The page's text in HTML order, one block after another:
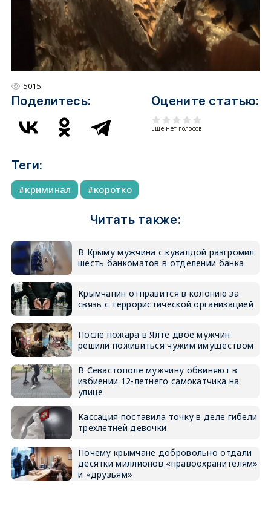
5015
Поделитесь: Оцените статью:
Еще нет голосов
Теги:
криминал коротко
Читать также:
В Крыму мужчина с кувалдой разгромил
шесть банкоматов в отделении банка
Крымчанин отправится в колонию за
связь с террористической организацией
После пожара в Ялте двое мужчин
решили поживиться чужим имуществом
В Севастополе мужчину обвиняют в
избиении 12-летнего самокатчика на
улице
Кассация поставила точку в деле гибели
трёхлетней девочки
Почему крымчане добровольно отдали
десятки миллионов «правоохранителям»
и «друзьям»